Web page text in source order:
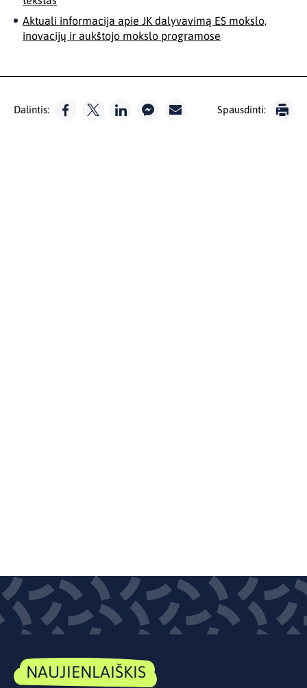
Aktuali informacija apie JK dalyvavimą ES mokslo,
inovacijų ir aukštojo mokslo programose
Dalintis: Spausdinti:
NAUJIENLAIŠKIS